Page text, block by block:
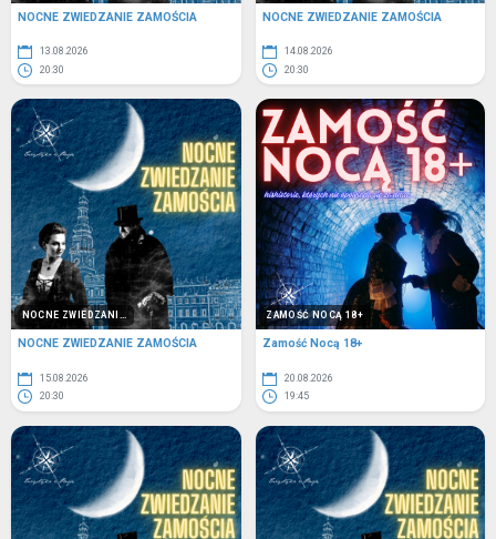
NOCNE ZWIEDZANIE ZAMOŚCIA
13.08.2026
20:30
NOCNE ZWIEDZANIE ZAMOŚCIA
14.08.2026
20:30
NOCNE ZWIEDZANI...
NOCNE ZWIEDZANIE ZAMOŚCIA
15.08.2026
20:30
ZAMOŚĆ NOCĄ 18+
Zamość Nocą 18+
20.08.2026
19:45